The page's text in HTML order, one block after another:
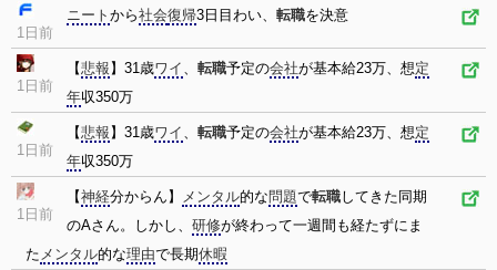
1日前
ニート から社会復帰3日目わい、 転職を決意
1日前
【悲報 】31歳ワイ 、 転職予定の会社が基本給23万、想定
年収350万
1日前
【悲報 】31歳ワイ 、 転職予定の会社が基本給23万、想定
年収350万
1日前
【神経分からん】 メンタル的な問題で転職してきた同期
のAさん。しかし、 研修が終わって一週間も経たずにま
た メンタル的な理由で長期休暇